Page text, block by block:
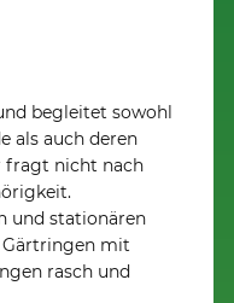
begleitet sowohl
als auch deren
fragt nicht nach
und stationären
Gärtringen mit
rasch und